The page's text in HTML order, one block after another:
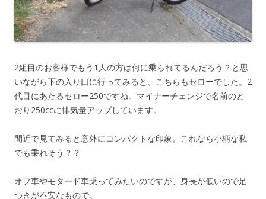
2組目のお客様でもう1人の方は何に乗られてるんだろう？と思
いながら下の入り口に行ってみると、こちらもセローでした。2
代目にあたるセロー250ですね。マイナーチェンジで名前のと
おり250ccに排気量アップしています。
間近で見てみると意外にコンパクトな印象。これなら小柄な私
でも乗れそう？？
オフ車やモタード車乗ってみたいのですが、身長が低いので足
つきが不安なもので。